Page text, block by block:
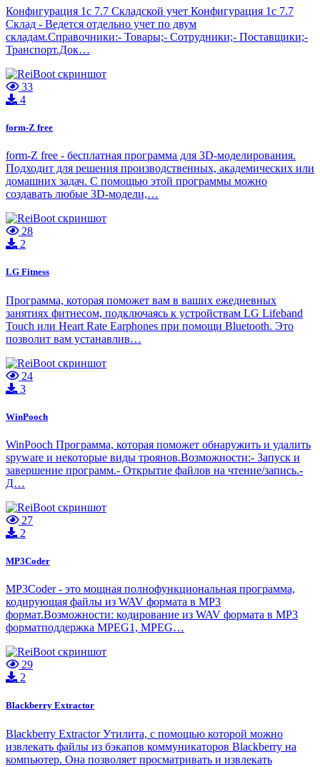
Конфигурация 1с 7.7 Складской учет Конфигурация 1с 7.7
Склад - Ведется отдельно учет по двум
складам.Справочники:- Товары;- Сотрудники;- Поставщики;-
Транспорт.Док…
33
4
form-Z free
form-Z free - бесплатная программа для 3D-моделирования.
Подходит для решения производственных, академических или
домашних задач. С помощью этой программы можно
создавать любые 3D-модели,…
28
2
LG Fitness
Программа, которая поможет вам в ваших ежедневных
занятиях фитнесом, подключаясь к устройствам LG Lifeband
Touch или Heart Rate Earphones при помощи Bluetooth. Это
позволит вам устанавлив…
24
3
WinPooch
WinPooch Программа, которая поможет обнаружить и удалить
spyware и некоторые виды троянов.Возможности:- Запуск и
завершение программ.- Открытие файлов на чтение/запись.-
Д…
27
2
MP3Coder
MP3Coder - это мощная полнофункциональная программа,
кодирующая файлы из WAV формата в MP3
формат.Возможности: кодирование из WAV формата в MP3
форматподдержка MPEG1, MPEG…
29
2
Blackberry Extractor
Blackberry Extractor Утилита, с помощью которой можно
извлекать файлы из бэкапов коммуникаторов Blackberry на
компьютер. Она позволяет просматривать и извлекать